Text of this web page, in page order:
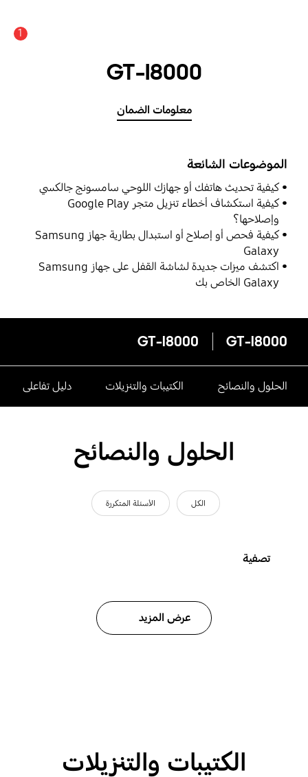
1
GT-I8000
معلومات الضمان
الموضوعات الشائعة
كيفية تحديث هاتفك أو جهازك اللوحي سامسونج جالكسي
كيفية استكشاف أخطاء تنزيل متجر Google Play
وإصلاحها؟
كيفية فحص أو إصلاح أو استبدال بطارية جهاز Samsung
Galaxy
اكتشف ميزات جديدة لشاشة القفل على جهاز Samsung
Galaxy الخاص بك
GT-I8000
GT-I8000
الحلول والنصائح الكتيبات والتنزيلات دليل تفاعلى
الحلول والنصائح
الكل الأسئلة المتكررة
تصفية
عرض المزيد
الكتيبات والتنزيلات